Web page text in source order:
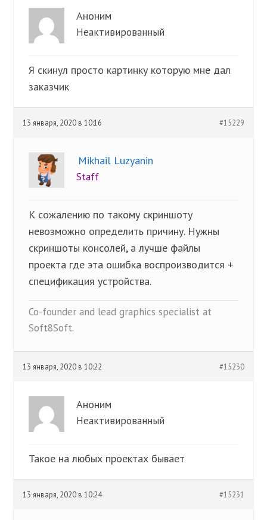
Аноним
Неактивированный
Я скинул просто картинку которую мне дал
заказчик
13 января, 2020 в 10:16 #15229
Mikhail Luzyanin
Staff
К сожалению по такому скриншоту
невозможно определить причину. Нужны
скриншоты консолей, а лучше файлы
проекта где эта ошибка воспроизводится +
спецификация устройства.
Co-founder and lead graphics specialist at
Soft8Soft.
13 января, 2020 в 10:22 #15230
Аноним
Неактивированный
Такое на любых проектах бывает
13 января, 2020 в 10:24 #15231